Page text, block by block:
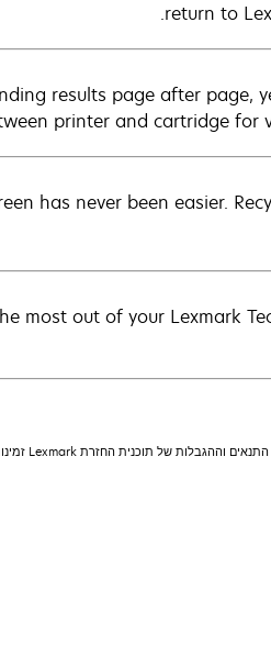
return to
results page after page,
printer and cartridge for
has never been easier.
most out of your Lexmark